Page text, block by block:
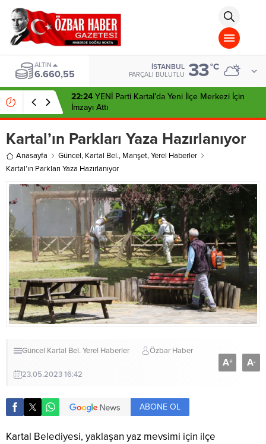
islami
chat
omegla
türk
sohbet
cinsel
sohbet
dini
chat
ALTIN
6.660,55
İSTANBUL
PARÇALI BULUTLU 33°C
22:24 YENİ Parti Kartal’da Yeni İlçe Merkezi İçin
İmzayı Attı
Kartal’ın Parkları Yaza Hazırlanıyor
Anasayfa Güncel, Kartal Bel., Manşet,Yerel Haberler
Kartal’ın Parkları Yaza Hazırlanıyor
Güncel Kartal Bel. Yerel Haberler Özbar Haber
23.05.2023 16:42
A+ A-
ABONE OL
Kartal Belediyesi, yaklaşan yaz mevsimi için ilçe